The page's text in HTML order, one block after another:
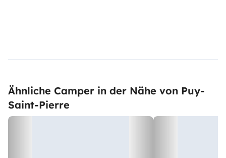
Ähnliche Camper in der Nähe von Puy-
Saint-Pierre